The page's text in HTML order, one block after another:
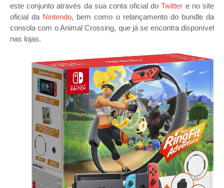
este conjunto através da sua conta oficial doTwitter e no site
oficial da Nintendo, bem como o relançamento do bundle da
consola com o Animal Crossing, que já se encontra disponível
nas lojas.